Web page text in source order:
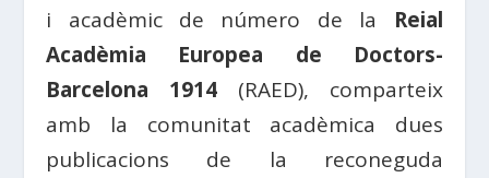
i acadèmic de número de la Reial
Acadèmia Europea de Doctors-
Barcelona 1914 (RAED), comparteix
amb la comunitat acadèmica dues
publicacions de la reconeguda